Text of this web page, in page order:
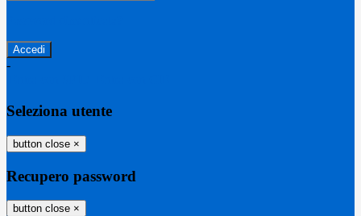
-
Seleziona utente
button close ×
Recupero password
button close ×